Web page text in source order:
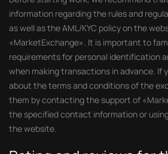
information regarding the rules and
as well as the AML/KYC policy on the
«MarketExchange». It is important to
requirements for personal identification
when making transactions in advance. If
about the terms and conditions of the
them by contacting the support of
the specified contact information or
the website.